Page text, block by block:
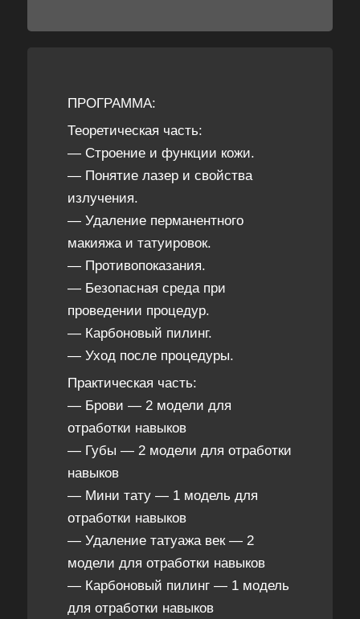
ПРОГРАММА:
Теоретическая часть:
— Строение и функции кожи.
— Понятие лазер и свойства
излучения.
— Удаление перманентного
макияжа и татуировок.
— Противопоказания.
— Безопасная среда при
проведении процедур.
— Карбоновый пилинг.
— Уход после процедуры.
Практическая часть:
— Брови — 2 модели для
отработки навыков
— Губы — 2 модели для отработки
навыков
— Мини тату — 1 модель для
отработки навыков
— Удаление татуажа век — 2
модели для отработки навыков
— Карбоновый пилинг — 1 модель
для отработки навыков